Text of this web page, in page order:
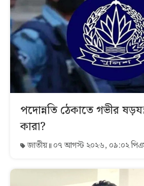
পদোন্নতি ঠেকাতে গভীর
কারা?
জাতীয় ০৭ আগস্ট ২০২৬, ০৯:০২